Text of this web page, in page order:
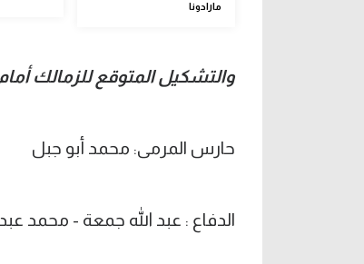
مارادونا
والتشكيل المتوقع للزمالك
حارس المرمى: محمد أبو جبل
الدفاع : عبد الله جمعة - محمد